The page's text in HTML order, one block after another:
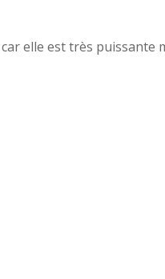
elle est très puissante